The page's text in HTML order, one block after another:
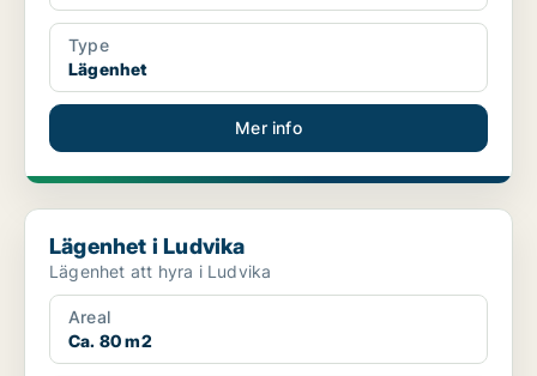
Type
Lägenhet
Mer info
Lägenhet i Ludvika
Lägenhet i Ludvika
Lägenhet att hyra i Ludvika
Areal
Ca. 80 m2